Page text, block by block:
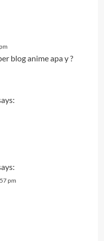
blog anime apa y ?
pm